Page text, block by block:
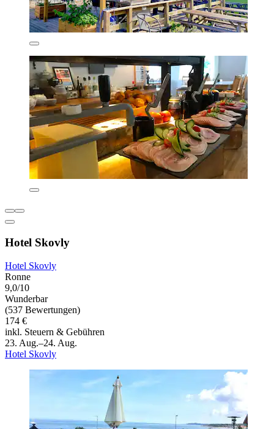
Hotel Skovly
Hotel Skovly
Ronne
9,0/10
Wunderbar
(537 Bewertungen)
174 €
inkl. Steuern & Gebühren
23. Aug.–24. Aug.
Hotel Skovly